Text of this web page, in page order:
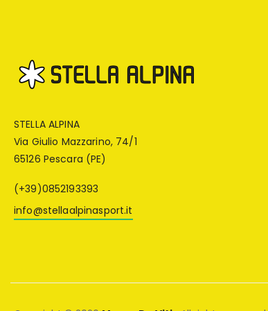
STELLA ALPINA
Via Giulio Mazzarino, 74/1
65126 Pescara (PE)
(+39)0852193393
info@stellaalpinasport.it